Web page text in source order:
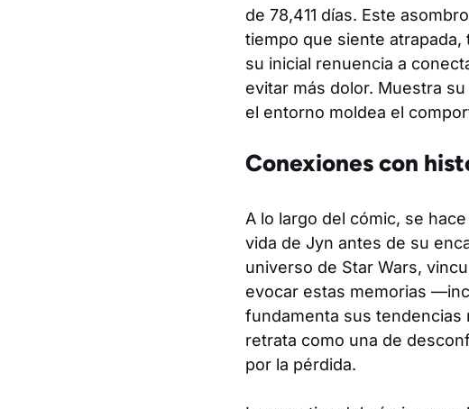
de 78,411 días. Este
tiempo que siente
su inicial renuencia a
evitar más dolor. Muestra
el entorno moldea el
Conexiones con
A lo largo del cómic, se
vida de Jyn antes de su
universo de Star Wars,
evocar estas memorias
fundamenta sus tendencias
retrata como una de
por la pérdida.